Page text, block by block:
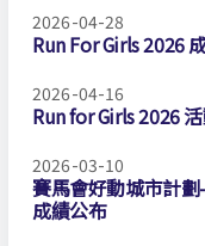
2026-04-28
Run For Girls 2026
2026-04-16
Run for Girls 2026
2026-03-10
賽馬會好動城市計
成績公布